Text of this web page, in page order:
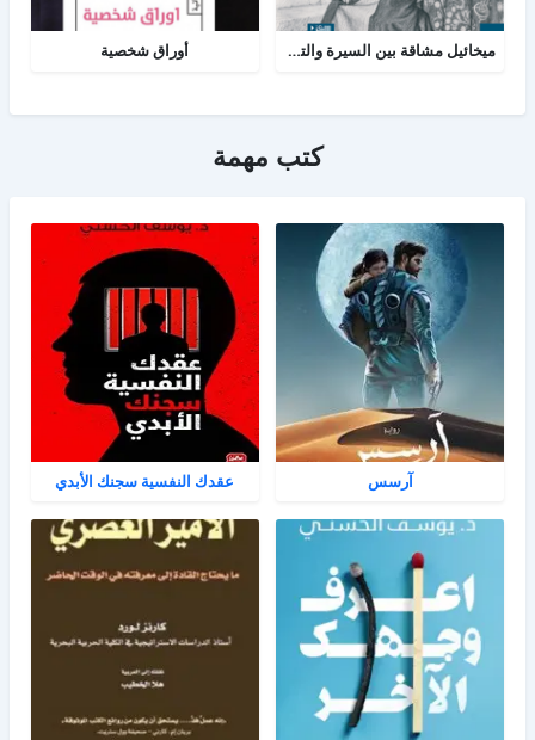
ميخائيل مشاقة بين السيرة والتاريخ أوراق شخصية
كتب مهمة
آرسس عقدك النفسية سجنك الأبدي